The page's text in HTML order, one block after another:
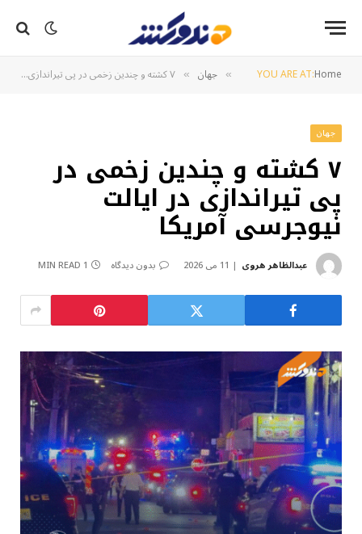
YOU ARE AT:Home
» جهان » ۷ کشته و چندین زخمی در پی تیراندازی در ایالت نیوجرسی آمریکا
جهان
۷ کشته و چندین زخمی در
پی تیراندازی در ایالت
نیوجرسی آمریکا
عبدالظاهر هروی 11 می 2026 بدون دیدگاه 1 MIN READ